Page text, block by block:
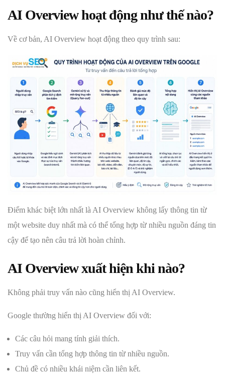
AI Overview hoạt động như thế nào?
Về cơ bản, AI Overview hoạt động theo quy trình sau:
Điểm khác biệt lớn nhất là AI Overview không lấy thông tin từ
một website duy nhất mà có thể tổng hợp từ nhiều nguồn đáng tin
cậy để tạo nên câu trả lời hoàn chỉnh.
AI Overview xuất hiện khi nào?
Không phải truy vấn nào cũng hiển thị AI Overview.
Google thường hiển thị AI Overview đối với:
Các câu hỏi mang tính giải thích.
Truy vấn cần tổng hợp thông tin từ nhiều nguồn.
Chủ đề có nhiều khái niệm cần liên kết.